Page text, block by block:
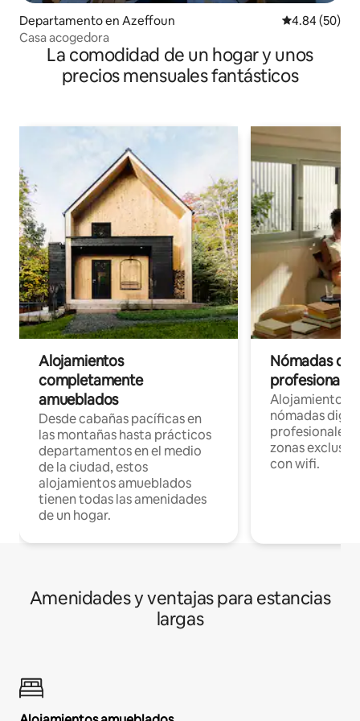
Departamento en Azeffoun Calificación
4.84 (50)
Casa acogedora
La comodidad de un hogar y unos
precios mensuales fantásticos
Alojamientos
completamente
amueblados
Desde cabañas pacíficas en
las montañas hasta prácticos
departamentos en el medio
de la ciudad, estos
alojamientos amueblados
tienen todas las amenidades
de un hogar.
Nómadas
Alojamientos
nómadas
profesionales
zonas
con wifi.
Amenidades y ventajas para estancias
largas